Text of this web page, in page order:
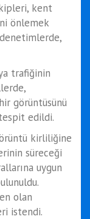
kent
önlemek
trafiğinin
görüntüsünü
edildi.
kirliliğine
süreceği
uygun
olan
istendi.